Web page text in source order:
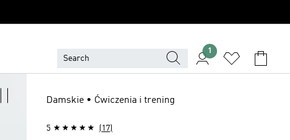
1
Damskie • Ćwiczenia i trening
5 (17)